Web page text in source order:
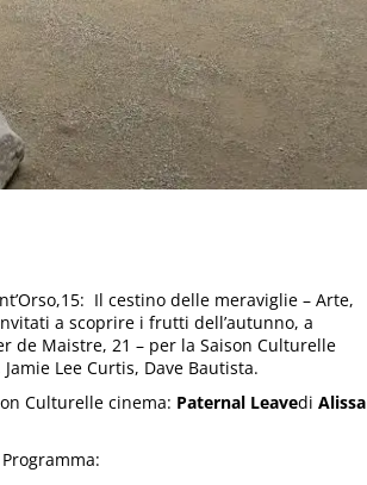
Il cestino delle meraviglie – Arte,
a scoprire i frutti dell’autunno, a
de Maistre, 21 – per la Saison Culturelle
Lee Curtis, Dave Bautista.
Culturelle cinema: Paternal Leavedi Alissa